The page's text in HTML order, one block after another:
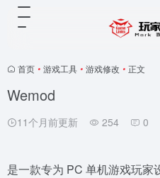
首页 • 游戏工具 • 游戏修改 • 正文
Wemod
11个月前更新 254 0
是一款专为 PC 单机游戏玩家